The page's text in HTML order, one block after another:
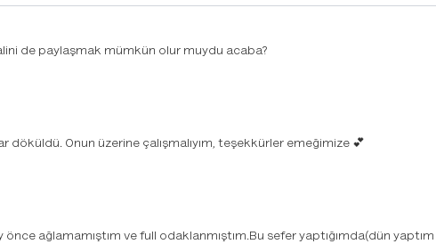
de paylaşmak mümkün olur muydu acaba?
Onun üzerine çalışmalıyım, teşekkürler emeğimize 💕
ağlamamıştım ve full odaklanmıştım.Bu sefer yaptığımda(dün